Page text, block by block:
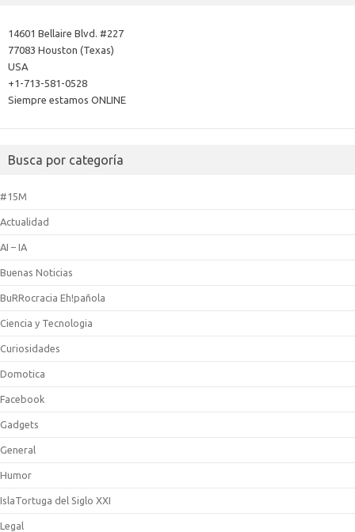
14601 Bellaire Blvd. #227
77083 Houston (Texas)
USA
+1-713-581-0528
Siempre estamos ONLINE
Busca por categoría
#15M
Actualidad
AI – IA
Buenas Noticias
BuRRocracia Eh!pañola
Ciencia y Tecnologia
Curiosidades
Domotica
Facebook
Gadgets
General
Humor
IslaTortuga del Siglo XXI
Legal